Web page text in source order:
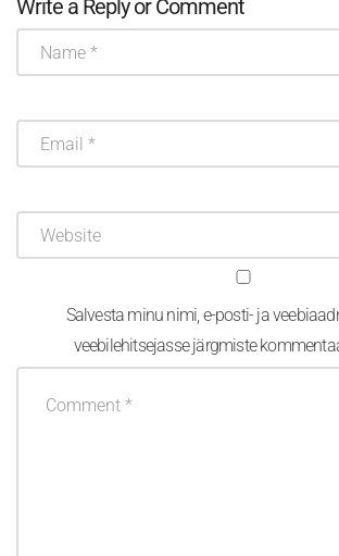
Write a Reply or Comment
Salvesta minu nimi, e-posti- ja
veebilehitsejasse järgmiste